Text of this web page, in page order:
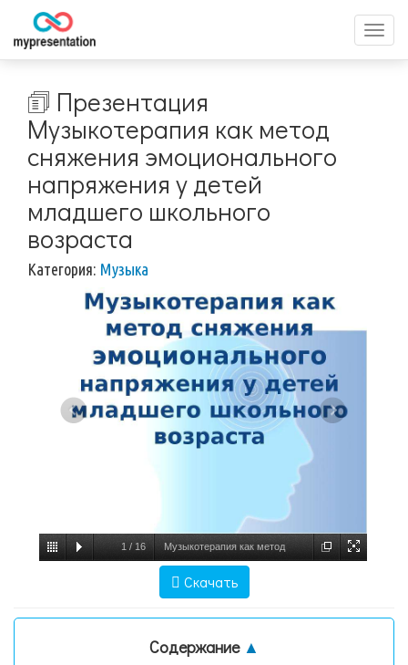
меню
🗊 Презентация
Музыкотерапия как метод
сняжения эмоционального
напряжения у детей
младшего школьного
возраста
Категория: Музыка
1 / 16 Музыкотерапия как метод
детей младшего школьного возраста,
Скачать
Содержание ▲